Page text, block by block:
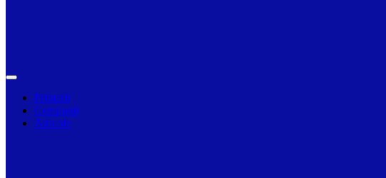
Primarii
Companii
Articole